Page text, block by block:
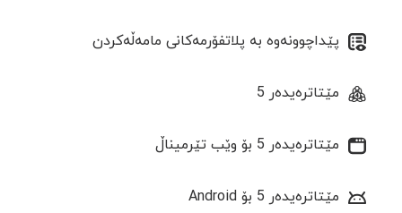
پێداچوونەوە بە پلاتفۆرمەکانی مامەڵەکردن
مێتاترەیدەر 5
مێتاترەیدەر 5 بۆ وێب تێرمیناڵ
مێتاترەیدەر 5 بۆ Android